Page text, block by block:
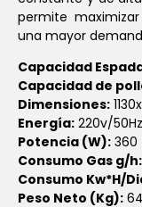
permite
una mayor
Capacidad
Capacidad de
Dimensiones:
Energía: 220v/50Hz
Potencia (W): 360
Consumo Gas g/h:
Consumo Kw*H/
Peso Neto (Kg):